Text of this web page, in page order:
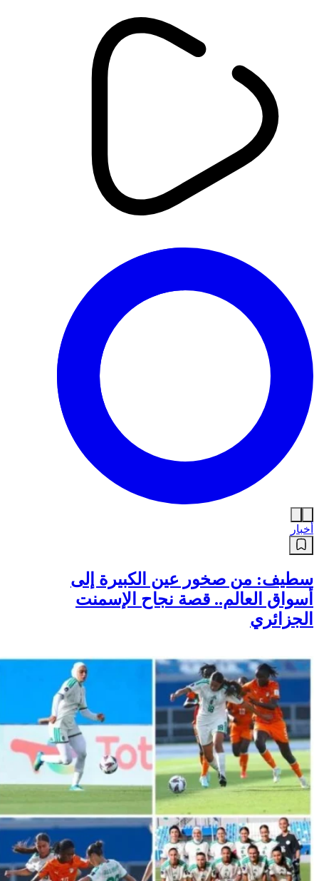
أخبار
سطيف: من صخور عين الكبيرة إلى
أسواق العالم.. قصة نجاح الإسمنت
الجزائري